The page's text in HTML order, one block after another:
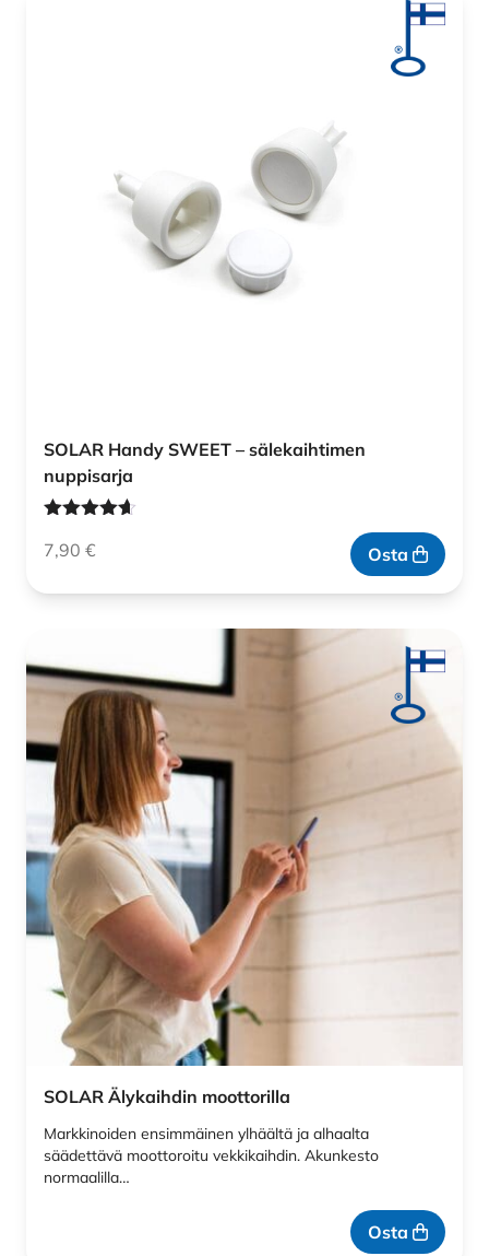
SOLAR Handy SWEET – sälekaihtimen
nuppisarja
tuotteesta:
7,90 € Osta
SOLAR Älykaihdin moottorilla
Markkinoiden ensimmäinen ylhäältä ja alhaalta
säädettävä moottoroitu vekkikaihdin. Akunkesto
normaalilla…
Osta